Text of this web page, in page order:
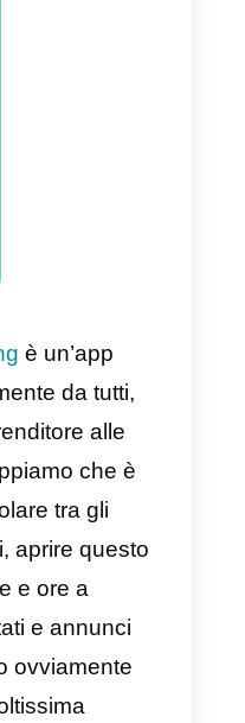
di
tue
di
su
da tutti,
alle